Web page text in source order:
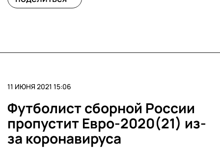
11 ИЮНЯ 2021 15:06
Футболист сборной России
пропустит Евро-2020(21) из-
за коронавируса